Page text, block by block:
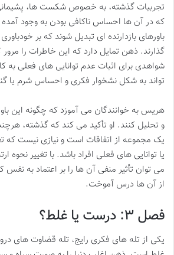
تجربیات گذشته، به خصوص شکست ها،
که در آن ها احساس ناکافی بودن به وجود آمده
باورهای بازدارنده ای تبدیل شوند که بر
گذارند. ذهن تمایل دارد که این خاطرات را مرور
شواهدی برای اثبات عدم توانایی های فعلی به
تواند به شکل نشخوار فکری و احساس شرم یا
هریس به خوانندگان می آموزد که چگونه این
و تحلیل کنند. او تأکید می کند که گذشته، هرچند
یک مجموعه از اتفاقات است و نیازی نیست که
یا توانایی های فعلی افراد باشد. با تغییر نحوه
می توان تأثیر منفی آن ها را بر اعتماد به
از آن ها درس آموخت.
فصل ۳: درست یا غلط؟
یکی از تله های فکری رایج، تله قضاوت های